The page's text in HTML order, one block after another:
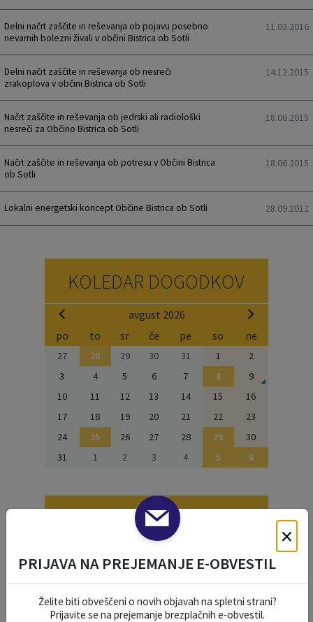
Delni načrt zaščite in reševanja ob pojavu posebno
nevarnih bolezni živali v občini Bistrica ob Sotli
11.03.2016
Delni načrt zaščite in reševanja ob nesreči
zrakoplova v občini Bistrica ob Sotli
14.12.2015
Načrt zaščite in reševanja ob jedrski ali radiološki
nesreči za Občino Bistrica ob Sotli
18.06.2015
Načrt zaščite in reševanja ob potresu v Občini Bistrica
ob Sotli
18.06.2015
Lokalni energetski koncept Občine Bistrica ob Sotli 28.09.2012
KOLEDAR DOGODKOV
avgust 2026
po
to sr če pe so ne
27 28 29 30 31 1
2
3
4 5 6 7 8
9
10
11 12 13 14 15
16
17
18 19 20 21 22
23
24
25 26 27 28 29
30
31
1 2 3 4 5 6
NAŠE OKO
Organigram
Varstvo osebnih podatkov
Temeljni akti občine
Občinski predpisi
Strateški dokumenti
Katalog informacij javnega značaja
Občinski časopis Orans
Naše OKO
Proračun občine
Lokalne volitve
×
PRIJAVA NA PREJEMANJE E-OBVESTIL
Želite biti obveščeni o novih objavah na spletni strani?
Prijavite se na prejemanje brezplačnih e-obvestil.